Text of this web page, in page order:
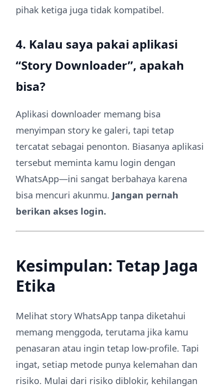
pihak ketiga juga tidak kompatibel.
4. Kalau saya pakai aplikasi
“Story Downloader”, apakah
bisa?
Aplikasi downloader memang bisa
menyimpan story ke galeri, tapi tetap
tercatat sebagai penonton. Biasanya aplikasi
tersebut meminta kamu login dengan
WhatsApp—ini sangat berbahaya karena
bisa mencuri akunmu. Jangan pernah
berikan akses login.
Kesimpulan: Tetap Jaga
Etika
Melihat story WhatsApp tanpa diketahui
memang menggoda, terutama jika kamu
penasaran atau ingin tetap low-profile. Tapi
ingat, setiap metode punya kelemahan dan
risiko. Mulai dari risiko diblokir, kehilangan